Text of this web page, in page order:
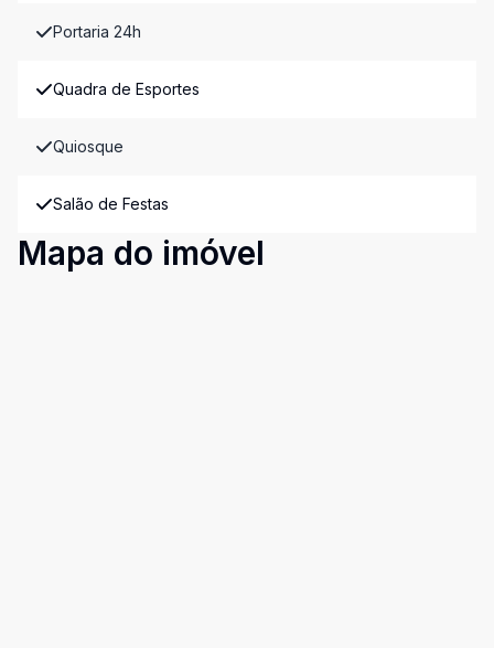
Portaria 24h
Quadra de Esportes
Quiosque
Salão de Festas
Mapa do imóvel